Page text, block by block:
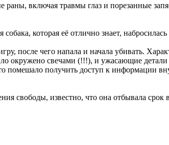
включая травмы глаз и порезанные
которая её отлично знает,
после чего напала и начала убивать.
окружено свечами (!!!), и ужасающие
помешало получить доступ к информации
свободы, известно, что она отбывала